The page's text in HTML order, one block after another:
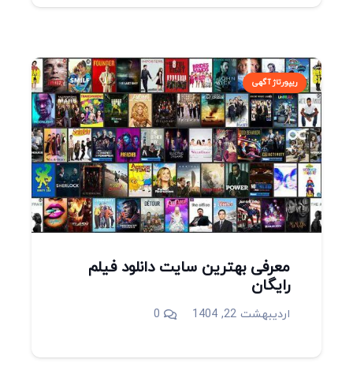
ریپورتاژ آگهی
معرفی بهترین سایت دانلود فیلم
رایگان
اردیبهشت 22, 1404 0